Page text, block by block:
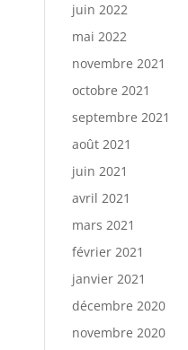
juin 2022
mai 2022
novembre 2021
octobre 2021
septembre 2021
août 2021
juin 2021
avril 2021
mars 2021
février 2021
janvier 2021
décembre 2020
novembre 2020